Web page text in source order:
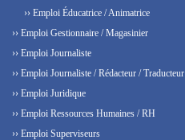
›› Emploi Éducatrice / Animatrice
›› Emploi Gestionnaire / Magasinier
›› Emploi Journaliste
›› Emploi Journaliste / Rédacteur / Traducteur
›› Emploi Juridique
›› Emploi Ressources Humaines / RH
›› Emploi Superviseurs